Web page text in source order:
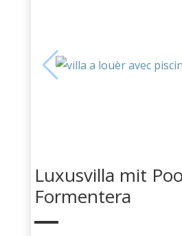
Luxusvilla mit
Formentera